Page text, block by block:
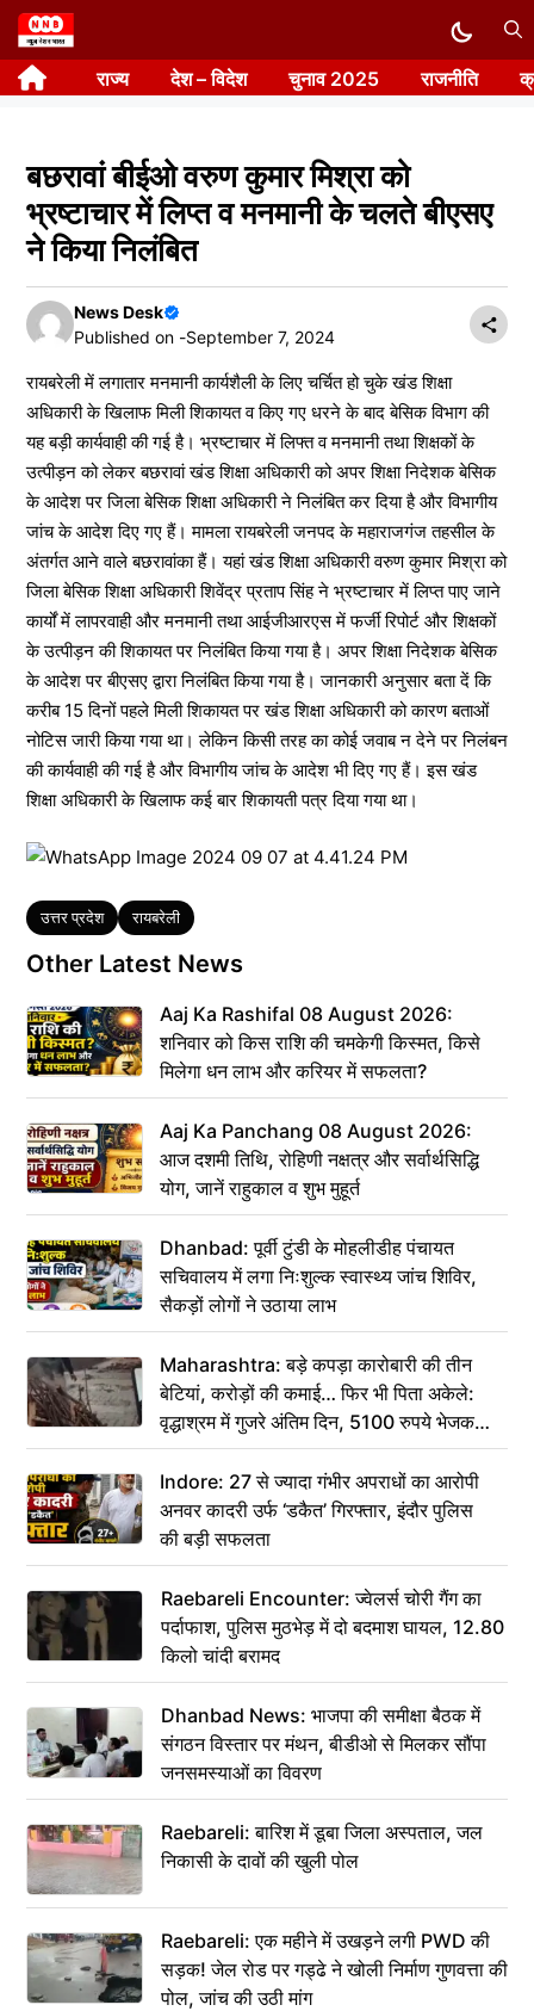
Skip
to
content राज्य देश – विदेश चुनाव 2025 राजनीति
बछरावां बीईओ वरुण कुमार मिश्रा को
भ्रष्टाचार में लिप्त व मनमानी के चलते बीएसए
ने किया निलंबित
News Desk
Published on -September 7, 2024
रायबरेली में लगातार मनमानी कार्यशैली के लिए चर्चित हो चुके खंड शिक्षा
अधिकारी के खिलाफ मिली शिकायत व किए गए धरने के बाद बेसिक विभाग की
यह बड़ी कार्यवाही की गई है। भ्रष्टाचार में लिफ्त व मनमानी तथा शिक्षकों के
उत्पीड़न को लेकर बछरावां खंड शिक्षा अधिकारी को अपर शिक्षा निदेशक बेसिक
के आदेश पर जिला बेसिक शिक्षा अधिकारी ने निलंबित कर दिया है और विभागीय
जांच के आदेश दिए गए हैं। मामला रायबरेली जनपद के महाराजगंज तहसील के
अंतर्गत आने वाले बछरावांका हैं। यहां खंड शिक्षा अधिकारी वरुण कुमार मिश्रा को
जिला बेसिक शिक्षा अधिकारी शिवेंद्र प्रताप सिंह ने भ्रष्टाचार में लिप्त पाए जाने
कार्यों में लापरवाही और मनमानी तथा आईजीआरएस में फर्जी रिपोर्ट और शिक्षकों
के उत्पीड़न की शिकायत पर निलंबित किया गया है। अपर शिक्षा निदेशक बेसिक
के आदेश पर बीएसए द्वारा निलंबित किया गया है। जानकारी अनुसार बता दें कि
करीब 15 दिनों पहले मिली शिकायत पर खंड शिक्षा अधिकारी को कारण बताओं
नोटिस जारी किया गया था। लेकिन किसी तरह का कोई जवाब न देने पर निलंबन
की कार्यवाही की गई है और विभागीय जांच के आदेश भी दिए गए हैं। इस खंड
शिक्षा अधिकारी के खिलाफ कई बार शिकायती पत्र दिया गया था।
Tags
उत्तर प्रदेश रायबरेली
Other Latest News
Aaj Ka Rashifal 08 August 2026:
शनिवार को किस राशि की चमकेगी किस्मत, किसे
मिलेगा धन लाभ और करियर में सफलता?
Aaj Ka Panchang 08 August 2026:
आज दशमी तिथि, रोहिणी नक्षत्र और सर्वार्थसिद्धि
योग, जानें राहुकाल व शुभ मुहूर्त
Dhanbad: पूर्वी टुंडी के मोहलीडीह पंचायत
सचिवालय में लगा निःशुल्क स्वास्थ्य जांच शिविर,
सैकड़ों लोगों ने उठाया लाभ
Maharashtra: बड़े कपड़ा कारोबारी की तीन
बेटियां, करोड़ों की कमाई… फिर भी पिता अकेले:
वृद्धाश्रम में गुजरे अंतिम दिन, 5100 रुपये भेजकर
कहा– अंतिम संस्कार कर दीजिए हम नहीं आ पाएंगे
Indore: 27 से ज्यादा गंभीर अपराधों का आरोपी
अनवर कादरी उर्फ ‘डकैत’ गिरफ्तार, इंदौर पुलिस
की बड़ी सफलता
Raebareli Encounter: ज्वेलर्स चोरी गैंग का
पर्दाफाश, पुलिस मुठभेड़ में दो बदमाश घायल, 12.80
किलो चांदी बरामद
Dhanbad News: भाजपा की समीक्षा बैठक में
संगठन विस्तार पर मंथन, बीडीओ से मिलकर सौंपा
जनसमस्याओं का विवरण
Raebareli: बारिश में डूबा जिला अस्पताल, जल
निकासी के दावों की खुली पोल
Raebareli: एक महीने में उखड़ने लगी PWD की
सड़क! जेल रोड पर गड्ढे ने खोली निर्माण गुणवत्ता की
पोल, जांच की उठी मांग